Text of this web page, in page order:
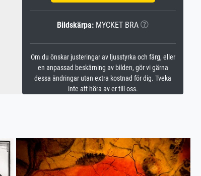
Bildskärpa: MYCKET BRA
Om du önskar justeringar av ljusstyrka och färg, eller
en anpassad beskärning av bilden, gör vi gärna
dessa ändringar utan extra kostnad för dig. Tveka
inte att höra av er till oss.